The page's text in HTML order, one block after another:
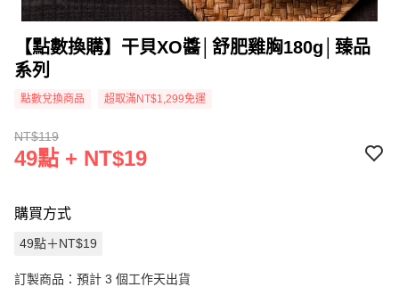
【點數換購】干貝XO醬│舒肥雞胸180g│臻品
系列
點數兌換商品 超取滿NT$1,299免運
NT$119
49點 + NT$19
購買方式
49點＋NT$19
訂製商品：預計 3 個工作天出貨